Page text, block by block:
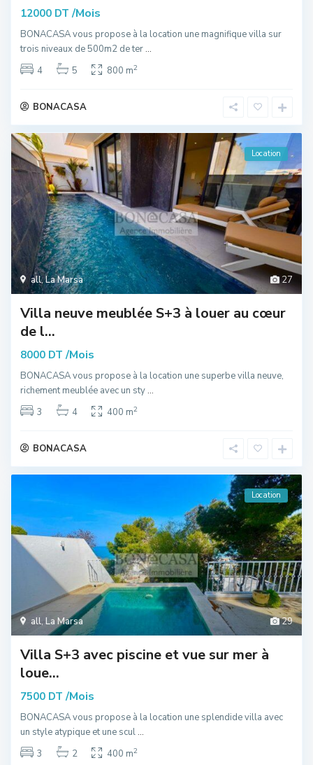
12000 DT /Mois
BONACASA vous propose à la location une magnifique villa sur
trois niveaux de 500m2 de ter...
4
5 800 m2
BONACASA
27
all,La Marsa
Location
Villa neuve meublée S+3 à louer au cœur
de l...
8000 DT /Mois
BONACASA vous propose à la location une superbe villa neuve,
richement meublée avec un sty...
3
4 400 m2
BONACASA
29
all, La Marsa
Location
Villa S+3 avec piscine et vue sur mer à
loue...
7500 DT /Mois
BONACASA vous propose à la location une splendide villa avec
un style atypique et une scul...
3
2 400 m2